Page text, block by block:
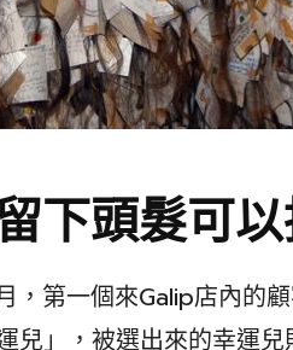
下頭髮可以
，第一個來Galip店內的
兒」，被選出來的幸運